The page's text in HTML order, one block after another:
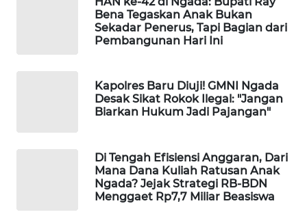
Bena Tegaskan Anak Bukan
Sekadar Penerus, Tapi Bagian dari
Pembangunan Hari Ini
Kapolres Baru Diuji! GMNI Ngada
Desak Sikat Rokok Ilegal: "Jangan
Biarkan Hukum Jadi Pajangan"
Di Tengah Efisiensi Anggaran, Dari
Mana Dana Kuliah Ratusan Anak
Ngada? Jejak Strategi RB-BDN
Menggaet Rp7,7 Miliar Beasiswa